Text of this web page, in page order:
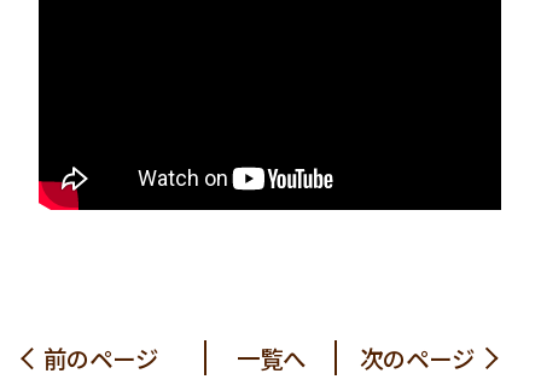
前のページ 一覧へ 次のページ